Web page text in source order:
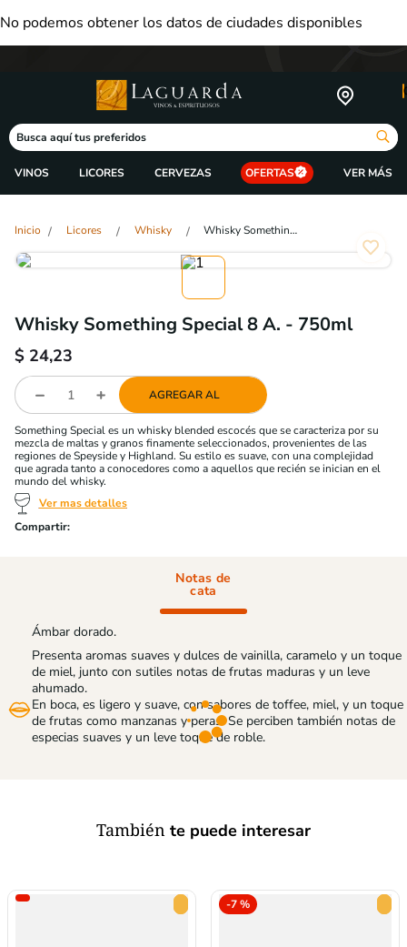
No podemos obtener los datos de ciudades disponibles
Busca aquí tus preferidos
VINOS LICORES CERVEZAS OFERTAS
Licores Whisky Whisky Something Special 8 A. - 750ml
Whisky Something Special 8 A. - 750ml
$ 24,23
AGREGAR AL
Something Special es un whisky blended escocés que se caracteriza por su
mezcla de maltas y granos finamente seleccionados, provenientes de las
regiones de Speyside y Highland. Su estilo es suave, con una complejidad
que agrada tanto a conocedores como a aquellos que recién se inician en el
mundo del whisky.
Ver mas detalles
Notas de
cata
Ámbar dorado.
Presenta aromas suaves y dulces de vainilla, caramelo y un toque
de miel, junto con sutiles notas de frutas maduras y un leve
ahumado.
En boca, es ligero y suave, con sabores de toffee, miel, y un toque
de frutas como manzanas y peras. Se perciben también notas de
especias suaves y un leve toque de roble.
También te puede interesar
-7 %